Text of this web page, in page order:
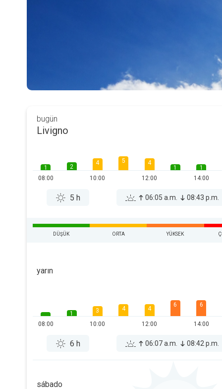
bugün
Livigno
1
08:00
2
4
10:00
5 4
12:00
1
1
14:00
5 h 06:05 a.m. 08:43 p.m.
DÜŞÜK ORTA YÜKSEK
yarın
08:00
1
3
10:00
4 4
12:00
6 6
14:00
6 h 06:07 a.m. 08:42 p.m.
sábado